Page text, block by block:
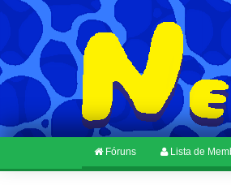
Fóruns Lista de